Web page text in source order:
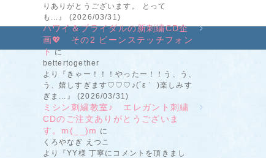
りありがとうございます。 とって
も...』 (2026/03/31)
ハワイ＆ブライダルの新刺繍CD企
画💖 その2 ビーンステッチフォン
トに
bettertogether
より『きゃー！！！やったー！！う、う、
う、嬉しすぎます♡♡♡♪(´ε｀ )楽しみす
ぎま...』 (2026/03/31)
ミシン刺繍教室♪ エレガント刺繍
CDのご注文ありがとうございま
す。m(__)m に
くろやなぎ えつこ
より『YY様 丁寧にコメントを頂きまし